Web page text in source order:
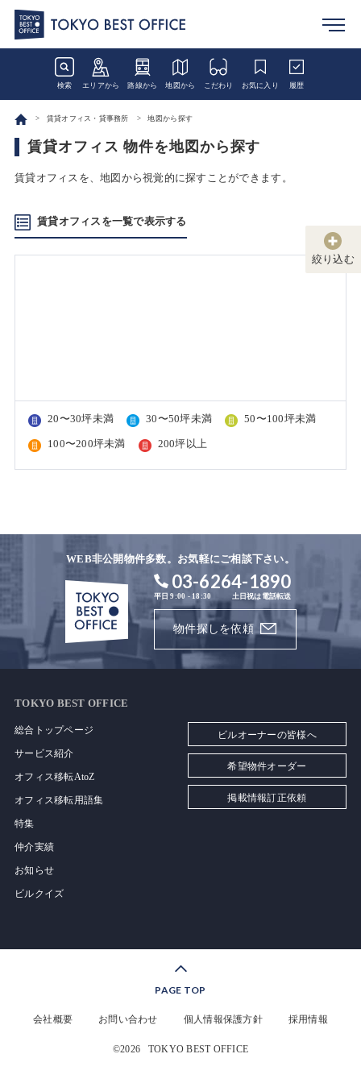
検索 エリアから 路線から 地図から こだわり お気に入り 履歴
賃貸オフィス・貸事務所 地図から探す
賃貸オフィス 物件を地図から探す
賃貸オフィスを、地図から視覚的に探すことができます。
賃貸オフィスを一覧で表示する
絞り込む
20〜30坪未満 30〜50坪未満 50〜100坪未満
100〜200坪未満 200坪以上
WEB非公開物件多数。お気軽にご相談下さい。
03-6264-1890
平日 9:00 - 18:30 土日祝は電話転送
物件探しを依頼
TOKYO BEST OFFICE
総合トップページ
サービス紹介
オフィス移転AtoZ
オフィス移転用語集
特集
仲介実績
お知らせ
ビルクイズ
ビルオーナーの皆様へ
希望物件オーダー
掲載情報訂正依頼
PAGE TOP
会社概要 お問い合わせ 個人情報保護方針 採用情報
©2026 TOKYO BEST OFFICE